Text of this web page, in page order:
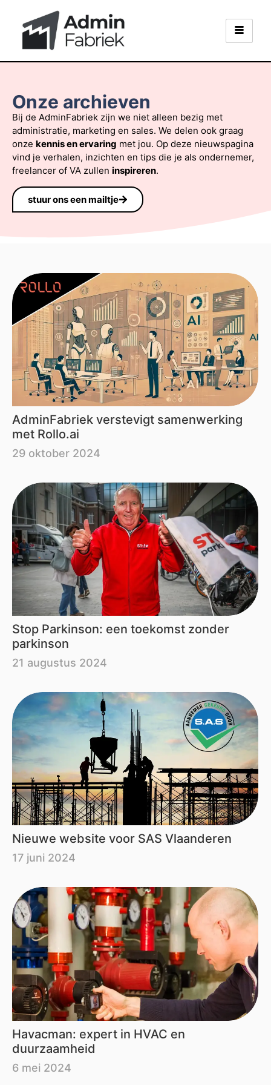
Onze archieven
Bij de AdminFabriek zijn we niet alleen bezig met
administratie, marketing en sales. We delen ook graag
onze kennis en ervaring met jou. Op deze nieuwspagina
vind je verhalen, inzichten en tips die je als ondernemer,
freelancer of VA zullen inspireren.
stuur ons een mailtje
AdminFabriek verstevigt samenwerking
met Rollo.ai
29 oktober 2024
Stop Parkinson: een toekomst zonder
parkinson
21 augustus 2024
Nieuwe website voor SAS Vlaanderen
17 juni 2024
Havacman: expert in HVAC en
duurzaamheid
6 mei 2024